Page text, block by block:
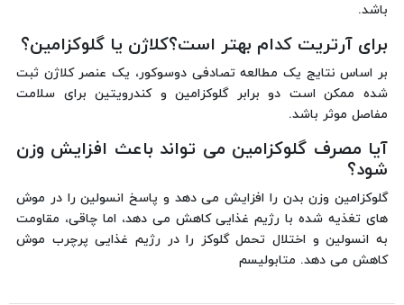
باشد.
برای آرتریت کدام بهتر است؟کلاژن یا گلوکزامین؟
بر اساس نتایج یک مطالعه تصادفی دوسوکور، یک عنصر کلاژن ثبت
شده ممکن است دو برابر گلوکزامین و کندرویتین برای سلامت
مفاصل موثر باشد.
آیا مصرف گلوکزامین می تواند باعث افزایش وزن
شود؟
گلوکزامین وزن بدن را افزایش می دهد و پاسخ انسولین را در موش
های تغذیه شده با رژیم غذایی کاهش می دهد، اما چاقی، مقاومت
به انسولین و اختلال تحمل گلوکز را در رژیم غذایی پرچرب موش
کاهش می دهد. متابولیسم